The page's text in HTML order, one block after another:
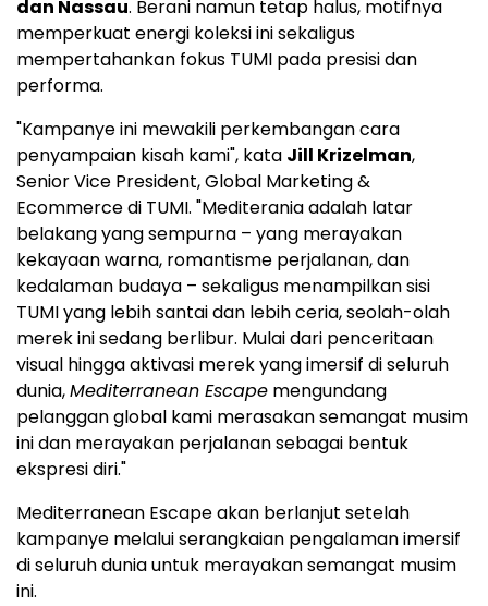
dan Nassau. Berani namun tetap halus, motifnya
memperkuat energi koleksi ini sekaligus
mempertahankan fokus TUMI pada presisi dan
performa.
"Kampanye ini mewakili perkembangan cara
penyampaian kisah kami", kata Jill Krizelman,
Senior Vice President, Global Marketing &
Ecommerce di TUMI. "Mediterania adalah latar
belakang yang sempurna – yang merayakan
kekayaan warna, romantisme perjalanan, dan
kedalaman budaya – sekaligus menampilkan sisi
TUMI yang lebih santai dan lebih ceria, seolah-olah
merek ini sedang berlibur. Mulai dari penceritaan
visual hingga aktivasi merek yang imersif di seluruh
dunia,Mediterranean Escape mengundang
pelanggan global kami merasakan semangat musim
ini dan merayakan perjalanan sebagai bentuk
ekspresi diri."
Mediterranean Escape akan berlanjut setelah
kampanye melalui serangkaian pengalaman imersif
di seluruh dunia untuk merayakan semangat musim
ini.